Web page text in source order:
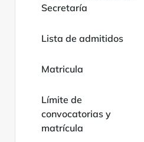
Secretaría
Lista de admitidos
Matricula
Límite de
convocatorias y
matrícula